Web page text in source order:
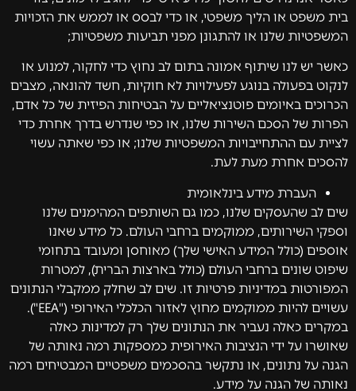
בית משפט או הליך משפטי, או כדי לבסס או לממש את הזכויות
המשפטיות שלנו או להתגונן מפני תביעות משפטיות;
כאשר יש לנו שיתוף אמונה בתום לב נחוץ כדי לחקור, למנוע או
לנקוט בפעולה בנוגע לפעילויות לא חוקיות, חשד להונאה, מצבים
הכרוכים באיומים פוטנציאליים על הבטיחות הפיזית של כל אדם,
הפרות של הסכם השירות שלנו, או כפי שנדרש בדרך אחרת כדי
לציית עם ההתחייבויות המשפטיות שלנו; או כפי שאתה עשוי
להסכים אחרת מעת לעת.
העברת מידע בינלאומית
שים לב שהעסקים שלנו, כמו גם השותפים המהימנים שלנו
וספקי השירותים, ממוקמים ברחבי העולם. כל מידע שאנו
אוספים (כולל המידע האישי שלך) מאוחסן ומעובד בתחומי
שיפוט שונים ברחבי העולם (כולל בארצות הברית), למטרות
המפורטות במדיניות פרטיות זו. שים לב שחלק ממקבלי הנתונים
עשויים להיות ממוקמים מחוץ לאזור הכלכלי האירופי ("EEA").
במקרים כאלה נעביר את הנתונים שלך רק למדינות כאלה
שאושרו על ידי הנציבות האירופית כמספקות רמה נאותה של
הגנה על נתונים, או נתקשר בהסכמים משפטיים המבטיחים רמה
נאותה של הגנה על מידע.